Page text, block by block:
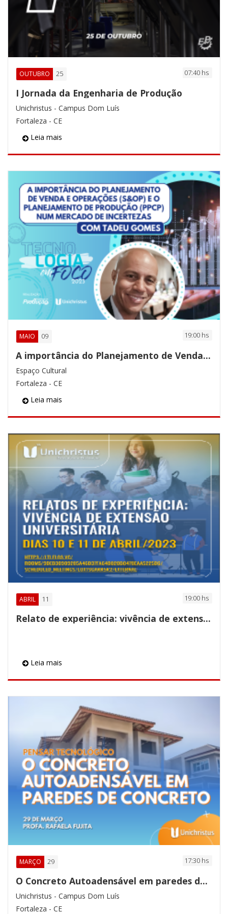
OUTUBRO 25 07:40 hs
I Jornada da Engenharia de Produção
Unichristus - Campus Dom Luís
Fortaleza - CE
Leia mais
MAIO 09 19:00 hs
A importância do Planejamento de Venda e Operações
Espaço Cultural
Fortaleza - CE
Leia mais
ABRIL 11 19:00 hs
Relato de experiência: vivência de extensão
Leia mais
MARÇO 29 17:30 hs
O Concreto Autoadensável em paredes de concreto
Unichristus - Campus Dom Luís
Fortaleza - CE